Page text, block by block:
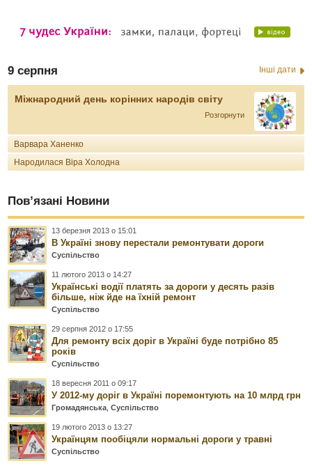
9 серпня Інші дати
Міжнародний день корінних народів світу
Розгорнути
Варвара Ханенко
Народилася Віра Холодна
Пов’язані Новини
13 березня 2013 о 15:01
В Україні знову перестали ремонтувати дороги
Суспільство
11 лютого 2013 о 14:27
Українські водії платять за дороги у десять разів
більше, ніж йде на їхній ремонт
Суспільство
29 серпня 2012 о 17:55
Для ремонту всіх доріг в Україні буде потрібно 85
років
Суспільство
18 вересня 2011 о 09:17
У 2012-му доріг в Україні поремонтують на 10 млрд грн
Громадянська ,Суспільство
19 лютого 2013 о 13:27
Українцям пообіцяли нормальні дороги у травні
Суспільство